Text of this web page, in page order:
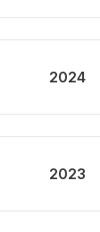
2024
2023